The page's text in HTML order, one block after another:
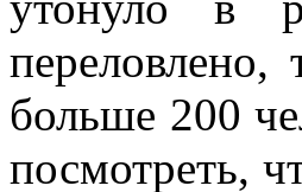
больше 200
посмотреть,